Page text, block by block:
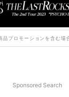
品プロモーションを含む場
Sponsored Search